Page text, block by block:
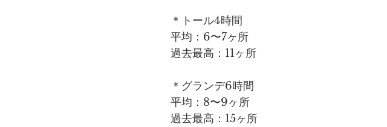
＊トール4時間
平均：6〜7ヶ所
過去最高：11ヶ所
＊グランデ6時間
平均：8〜9ヶ所
過去最高：15ヶ所